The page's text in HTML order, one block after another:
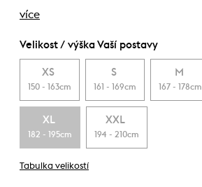
více
Velikost / výška Vaší postavy
XS
150 - 163cm
S
161 - 169cm
M
167 - 178cm
XL
182 - 195cm
XXL
194 - 210cm
Tabulka velikostí